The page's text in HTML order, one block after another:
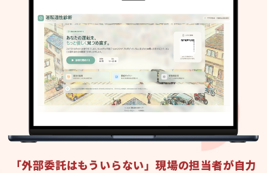
「外部委託はもういらない」現場の担当者が自力